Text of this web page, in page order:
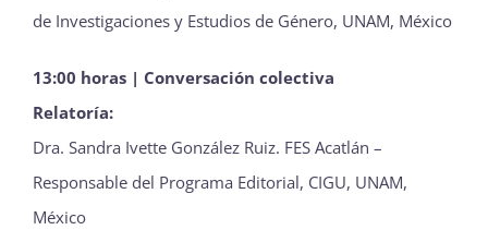
de Investigaciones y Estudios de Género, UNAM, México
13:00 horas | Conversación colectiva
Relatoría:
Dra. Sandra Ivette González Ruiz. FES Acatlán –
Responsable del Programa Editorial, CIGU, UNAM,
México